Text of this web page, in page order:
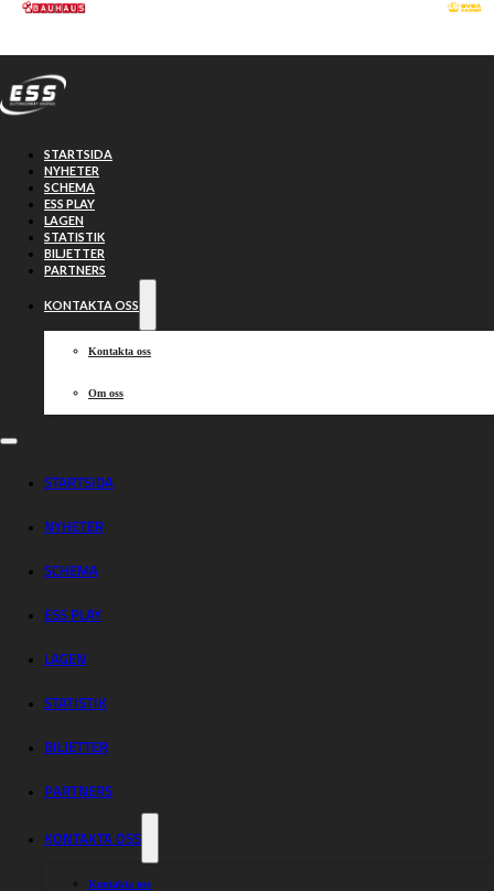
Hoppa till huvudinnehåll
STARTSIDA
NYHETER
SCHEMA
ESS PLAY
LAGEN
STATISTIK
BILJETTER
PARTNERS
KONTAKTA OSS
Kontakta oss
Om oss
STARTSIDA
NYHETER
SCHEMA
ESS PLAY
LAGEN
STATISTIK
BILJETTER
PARTNERS
KONTAKTA OSS
Kontakta oss
Lejonen klara för
semifinal